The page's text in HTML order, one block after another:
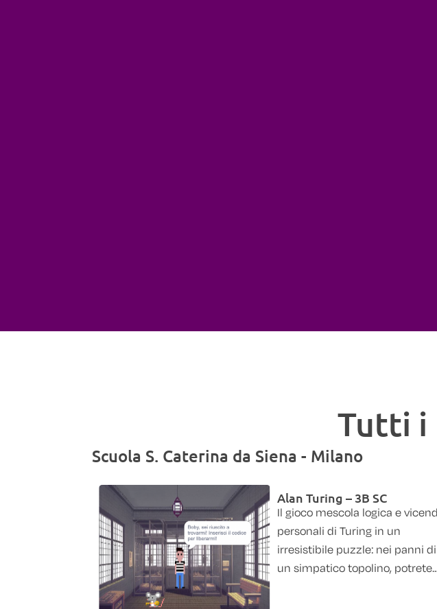
Tutti i
Scuola S. Caterina da Siena - Milano
Alan Turing – 3B SC
Il gioco mescola logica e
personali di Turing in un
irresistibile puzzle: nei panni di
un simpatico topolino,